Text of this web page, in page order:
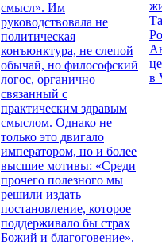
смысл». Им
руководствовала не
политическая
конъюнктура, не слепой
обычай, но философский
логос, органично
связанный с
практическим здравым
смыслом. Однако не
только это двигало
императором, но и более
высшие мотивы: «Среди
прочего полезного мы
решили издать
постановление, которое
поддерживало бы страх
Божий и благоговение».
в